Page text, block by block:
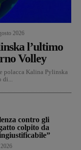
2026
l’ultimo
Volley
polacca Kalina Pylinska
contro gli
colpito da